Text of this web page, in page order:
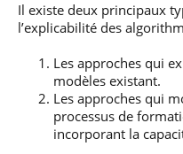
Il existe deux principaux
l’explicabilité des
Les approches qui
modèles existant.
Les approches qui
processus de
incorporant la